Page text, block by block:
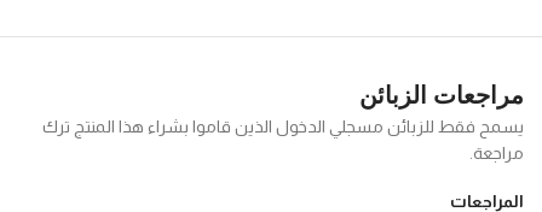
مراجعات الزبائن
المراجعات
يسمح فقط للزبائن مسجلي الدخول الذين قاموا بشراء هذا المنتج ترك
مراجعة.